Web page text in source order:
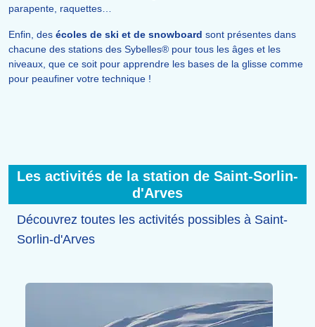
parapente, raquettes…
Enfin, des écoles de ski et de snowboard sont présentes dans
chacune des stations des Sybelles® pour tous les âges et les
niveaux, que ce soit pour apprendre les bases de la glisse comme
pour peaufiner votre technique !
Les activités de la station de Saint-Sorlin-
d'Arves
Découvrez toutes les activités possibles à Saint-
Sorlin-d'Arves